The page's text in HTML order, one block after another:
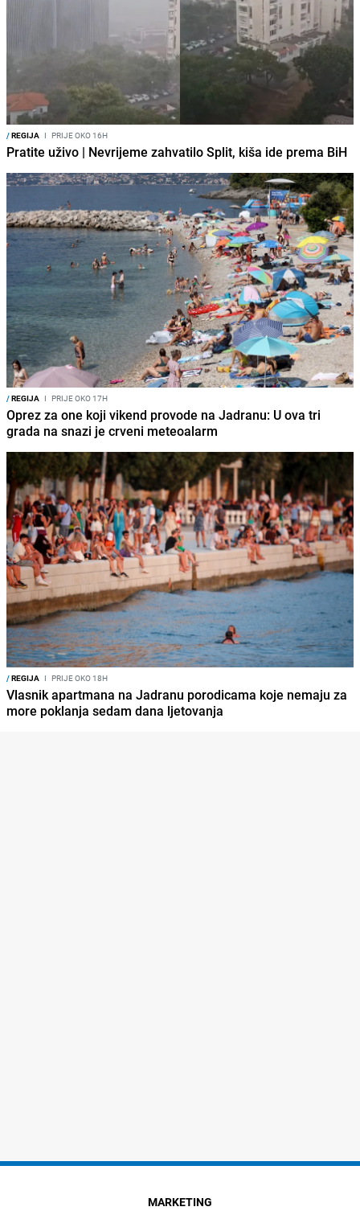
/REGIJA I PRIJE OKO 16H
Pratite uživo | Nevrijeme zahvatilo Split, kiša ide prema BiH
/REGIJA I PRIJE OKO 17H
Oprez za one koji vikend provode na Jadranu: U ova tri
grada na snazi je crveni meteoalarm
/REGIJA I PRIJE OKO 18H
Vlasnik apartmana na Jadranu porodicama koje nemaju za
more poklanja sedam dana ljetovanja
MARKETING